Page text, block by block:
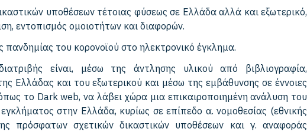
υποθέσεων τέτοιας φύσεως σε Ελλάδα αλλά και εξωτερικό,
εντοπισμός ομοιοτήτων και διαφορών.
του κορονοϊού στο ηλεκτρονικό έγκλημα.
είναι, μέσω της άντλησης υλικού από βιβλιογραφία,
Ελλάδας και του εξωτερικού και μέσω της εμβάθυνσης σε έννοιες
το Dark web, να λάβει χώρα μια επικαιροποιημένη ανάλυση του
στην Ελλάδα, κυρίως σε επίπεδο α. νομοθεσίας (εθνικής
πρόσφατων σχετικών δικαστικών υποθέσεων και γ. αναφοράς